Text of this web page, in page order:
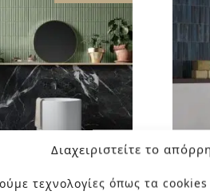
Διαχειριστείτε το
τεχνολογίες όπως τα